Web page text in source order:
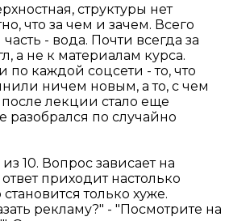
структуры нет
что за чем и зачем. Всего
- вода. Почти всегда за
а не к материалам курса.
каждой соцсети - то, что
ничем новым, а то, с чем
лекции стало еще
разобрался по случайно
10. Вопрос зависает на
приходит настолько
только хуже.
рекламу?" - "Посмотрите на